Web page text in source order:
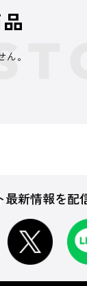
。
最新情報を配